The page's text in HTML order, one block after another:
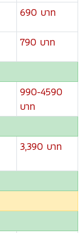
690 บาท
790 บาท
990-4590
บาท
3,390 บาท